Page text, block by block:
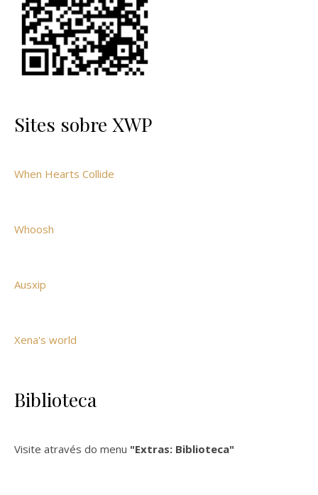
Sites sobre XWP
When Hearts Collide
Whoosh
Ausxip
Xena's world
Biblioteca
Visite através do menu "Extras: Biblioteca"